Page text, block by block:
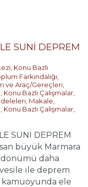
SUNİ DEPREM
Konu Bazlı
Farkındalığı
ve Araç/Gereçleri
Konu Bazlı Çalışmalar
Makale
Konu Bazlı Çalışmalar
SUNİ DEPREM
büyük Marmara
daha
ile deprem
ele